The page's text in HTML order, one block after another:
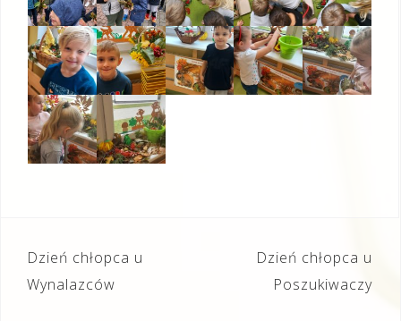
Nawigacja
wpisu
Dzień chłopca u
Wynalazców
Dzień chłopca u
Poszukiwaczy